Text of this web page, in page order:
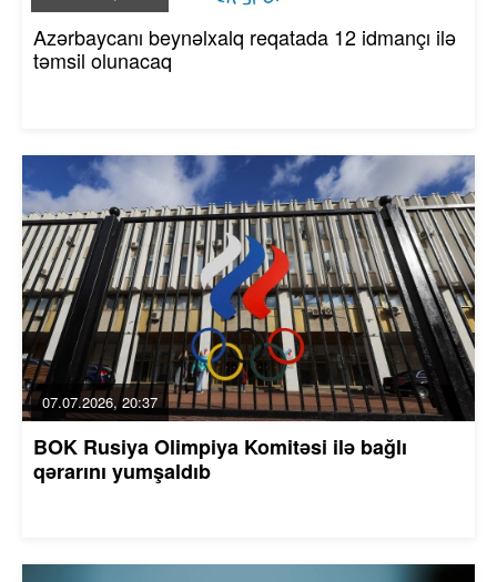
Azərbaycanı beynəlxalq reqatada 12 idmançı ilə
təmsil olunacaq
07.07.2026, 20:37
BOK Rusiya Olimpiya Komitəsi ilə bağlı
qərarını yumşaldıb